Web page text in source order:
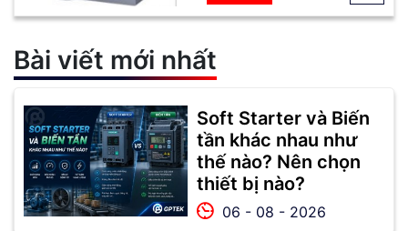
Bài viết mới nhất
Soft Starter và Biến
tần khác nhau như
thế nào? Nên chọn
thiết bị nào?
06 - 08 - 2026